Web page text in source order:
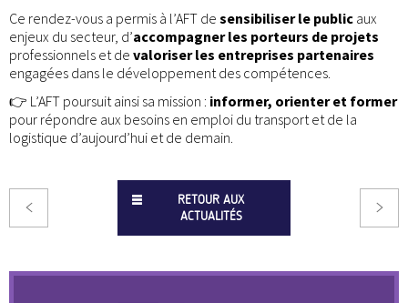
Ce rendez-vous a permis à l’AFT de sensibiliser le public aux
enjeux du secteur, d’accompagner les porteurs de projets
professionnels et de valoriser les entreprises partenaires
engagées dans le développement des compétences.
👉 L’AFT poursuit ainsi sa mission : informer, orienter et former
pour répondre aux besoins en emploi du transport et de la
logistique d’aujourd’hui et de demain.
RETOUR AUX
ACTUALITÉS